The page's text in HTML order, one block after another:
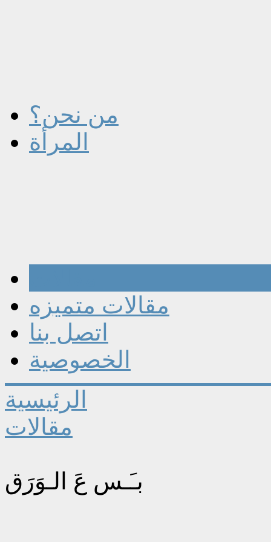
من نحن؟
المرأة
مقالات متميزه
اتصل بنا
الخصوصية
الرئيسية
مقالات
بـَـس عَ الـوَرَق